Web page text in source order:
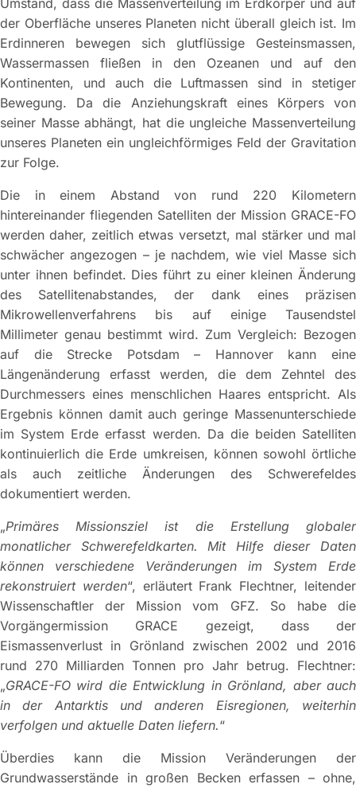
der Oberfläche unseres Planeten nicht überall gleich ist. Im
Erdinneren bewegen sich glutflüssige Gesteinsmassen,
Wassermassen fließen in den Ozeanen und auf den
Kontinenten, und auch die Luftmassen sind in stetiger
Bewegung. Da die Anziehungskraft eines Körpers von
seiner Masse abhängt, hat die ungleiche Massenverteilung
unseres Planeten ein ungleichförmiges Feld der Gravitation
zur Folge.
Die in einem Abstand von rund 220 Kilometern
hintereinander fliegenden Satelliten der Mission GRACE-FO
werden daher, zeitlich etwas versetzt, mal stärker und mal
schwächer angezogen – je nachdem, wie viel Masse sich
unter ihnen befindet. Dies führt zu einer kleinen Änderung
des Satellitenabstandes, der dank eines präzisen
Mikrowellenverfahrens bis auf einige Tausendstel
Millimeter genau bestimmt wird. Zum Vergleich: Bezogen
auf die Strecke Potsdam – Hannover kann eine
Längenänderung erfasst werden, die dem Zehntel des
Durchmessers eines menschlichen Haares entspricht. Als
Ergebnis können damit auch geringe Massenunterschiede
im System Erde erfasst werden. Da die beiden Satelliten
kontinuierlich die Erde umkreisen, können sowohl örtliche
als auch zeitliche Änderungen des Schwerefeldes
dokumentiert werden.
„Primäres Missionsziel ist die Erstellung globaler
monatlicher Schwerefeldkarten. Mit Hilfe dieser Daten
können verschiedene Veränderungen im System Erde
rekonstruiert werden“, erläutert Frank Flechtner, leitender
Wissenschaftler der Mission vom GFZ. So habe die
Vorgängermission GRACE gezeigt, dass der
Eismassenverlust in Grönland zwischen 2002 und 2016
rund 270 Milliarden Tonnen pro Jahr betrug. Flechtner:
„GRACE-FO wird die Entwicklung in Grönland, aber auch
in der Antarktis und anderen Eisregionen, weiterhin
verfolgen und aktuelle Daten liefern.“
Überdies kann die Mission Veränderungen der
Grundwasserstände in großen Becken erfassen – ohne,